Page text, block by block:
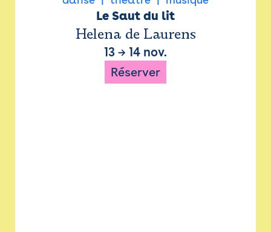
Le Saut du lit
Helena de Laurens
13 → 14 nov.
Réserver